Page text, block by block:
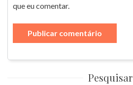
que eu comentar.
Pesquisar